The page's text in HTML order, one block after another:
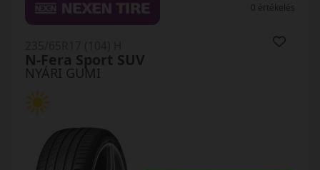
0 értékelés
NYÁRI GUMI
N-Fera Sport SUV